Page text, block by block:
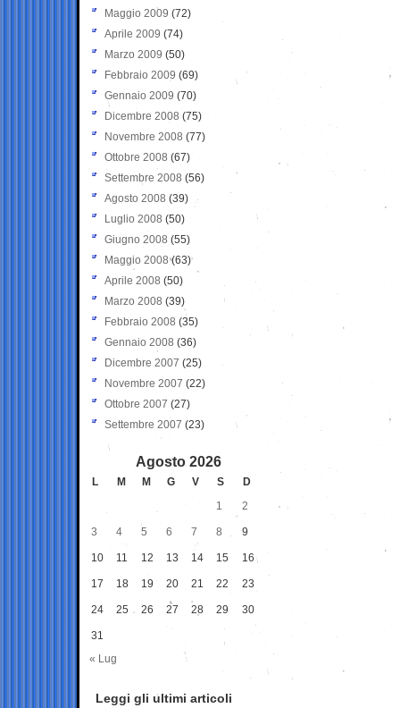
Maggio 2009 (72)
Aprile 2009 (74)
Marzo 2009 (50)
Febbraio 2009 (69)
Gennaio 2009 (70)
Dicembre 2008 (75)
Novembre 2008 (77)
Ottobre 2008 (67)
Settembre 2008 (56)
Agosto 2008 (39)
Luglio 2008 (50)
Giugno 2008 (55)
Maggio 2008(63)
Aprile 2008 (50)
Marzo 2008 (39)
Febbraio 2008 (35)
Gennaio 2008 (36)
Dicembre 2007 (25)
Novembre 2007 (22)
Ottobre 2007 (27)
Settembre 2007 (23)
Agosto 2026
L M M G V S
D
1
2
3 4 5 6 7 8 9
10 11 12 13 14 15 16
17 18 19 20 21 22 23
24 25 26 27 28 29 30
31
« Lug
Leggi gli ultimi articoli